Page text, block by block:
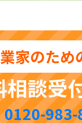
家のため
相談受
0120-